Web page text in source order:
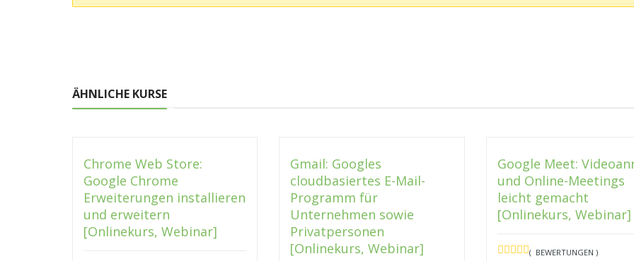
ÄHNLICHE KURSE
Chrome Web Store:
Google Chrome
Erweiterungen installieren
und erweitern
[Onlinekurs, Webinar]
Gmail: Googles
cloudbasiertes E-Mail-
Programm für
Unternehmen sowie
Privatpersonen
[Onlinekurs, Webinar]
Google Meet:
und Online-Meetings
leicht gemacht
[Onlinekurs, Webinar]
( BEWERTUNGEN )